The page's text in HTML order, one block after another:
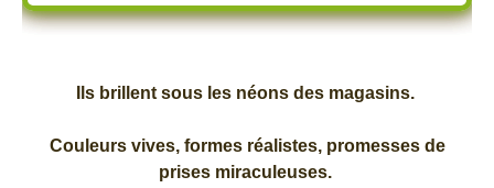
Ils brillent sous les néons des magasins.
Couleurs vives, formes réalistes, promesses de
prises miraculeuses.